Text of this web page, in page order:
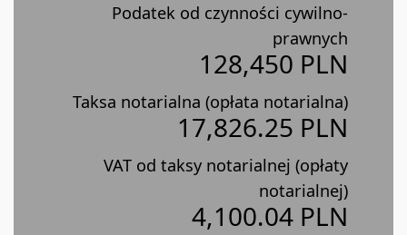
Podatek od czynności cywilno-
prawnych
128,450 PLN
Taksa notarialna (opłata notarialna)
17,826.25 PLN
VAT od taksy notarialnej (opłaty
notarialnej)
4,100.04 PLN